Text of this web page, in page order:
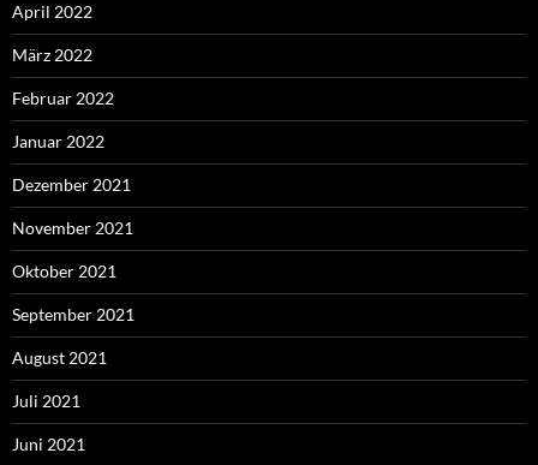
April 2022
März 2022
Februar 2022
Januar 2022
Dezember 2021
November 2021
Oktober 2021
September 2021
August 2021
Juli 2021
Juni 2021